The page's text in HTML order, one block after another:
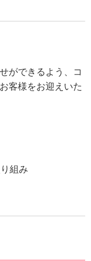
ができるよう、コ
客様をお迎えいた